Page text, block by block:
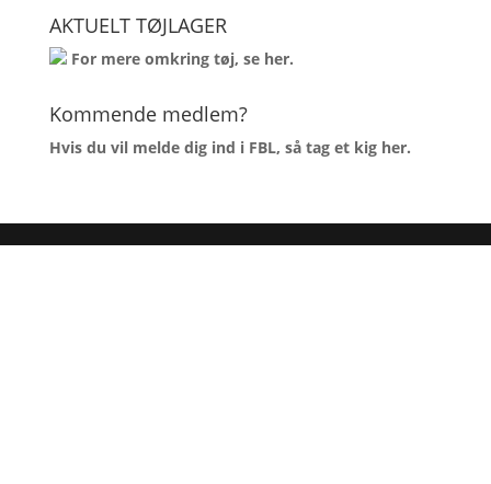
AKTUELT TØJLAGER
For mere omkring tøj, se her.
Kommende medlem?
Hvis du vil melde dig ind i FBL, så tag et kig her.